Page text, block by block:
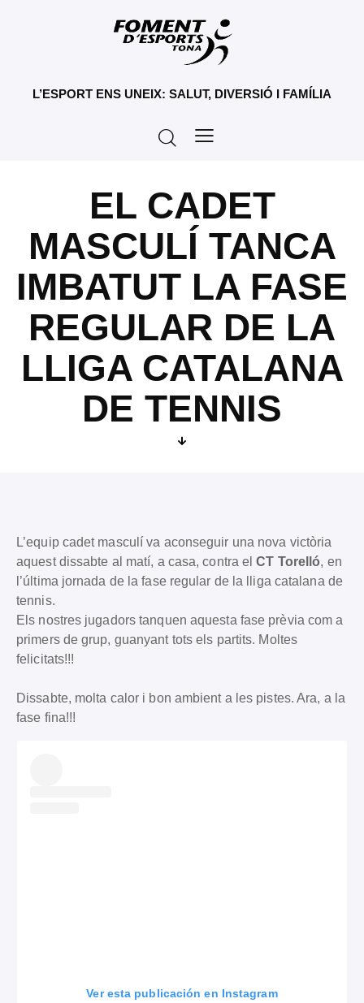
L’ESPORT ENS UNEIX: SALUT, DIVERSIÓ I FAMÍLIA
EL CADET
MASCULÍ TANCA
IMBATUT LA FASE
REGULAR DE LA
LLIGA CATALANA
DE TENNIS
L’equip cadet masculí va aconseguir una nova victòria
aquest dissabte al matí, a casa, contra elCT Torelló, en
l’última jornada de la fase regular de la lliga catalana de
tennis.
Els nostres jugadors tanquen aquesta fase prèvia com a
primers de grup, guanyant tots els partits. Moltes
felicitats!!!
Dissabte, molta calor i bon ambient a les pistes. Ara, a la
fase fina!!!
Ver esta publicación en Instagram